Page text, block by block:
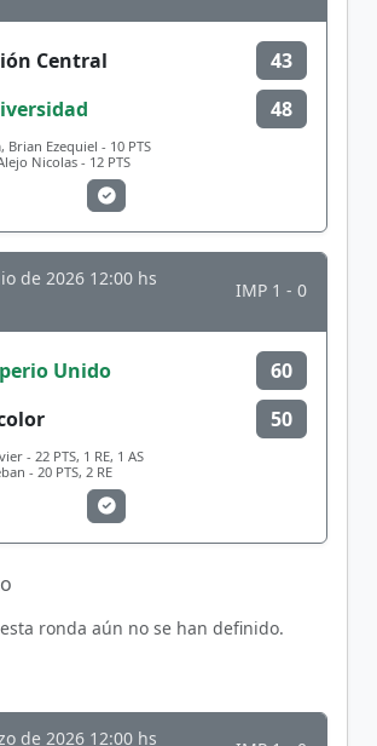
Central
43
48
Brian Ezequiel - 10 PTS
Nicolas - 12 PTS
de 2026 12:00 hs
IMP 1 - 0
Unido
60
50
- 22 PTS, 1 RE, 1 AS
- 20 PTS, 2 RE
ronda aún no se han definido.
de 2026 12:00 hs